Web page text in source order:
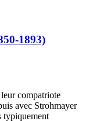
1893)
compatriote
avec Strohmayer
typiquement